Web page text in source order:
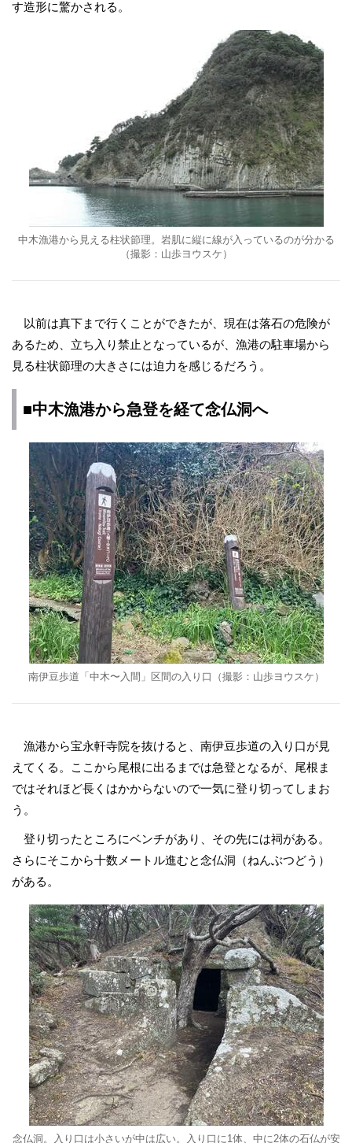
す造形に驚かされる。
中木漁港から見える柱状節理。岩肌に縦に線が入っているのが分かる
（撮影：山歩ヨウスケ）
以前は真下まで行くことができたが、現在は落石の危険が
あるため、立ち入り禁止となっているが、漁港の駐車場から
見る柱状節理の大きさには迫力を感じるだろう。
■中木漁港から急登を経て念仏洞へ
南伊豆歩道「中木〜入間」区間の入り口（撮影：山歩ヨウスケ）
漁港から宝永軒寺院を抜けると、南伊豆歩道の入り口が見
えてくる。ここから尾根に出るまでは急登となるが、尾根ま
ではそれほど長くはかからないので一気に登り切ってしまお
う。
登り切ったところにベンチがあり、その先には祠がある。
さらにそこから十数メートル進むと念仏洞（ねんぶつどう）
がある。
念仏洞。入り口は小さいが中は広い。入り口に1体、中に2体の石仏が安